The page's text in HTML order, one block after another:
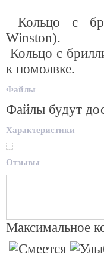
Кольцо с
Winston).
Кольцо с
к помолвке.
Файлы
Файлы будут
Характеристики
Отзывы
Максимальное